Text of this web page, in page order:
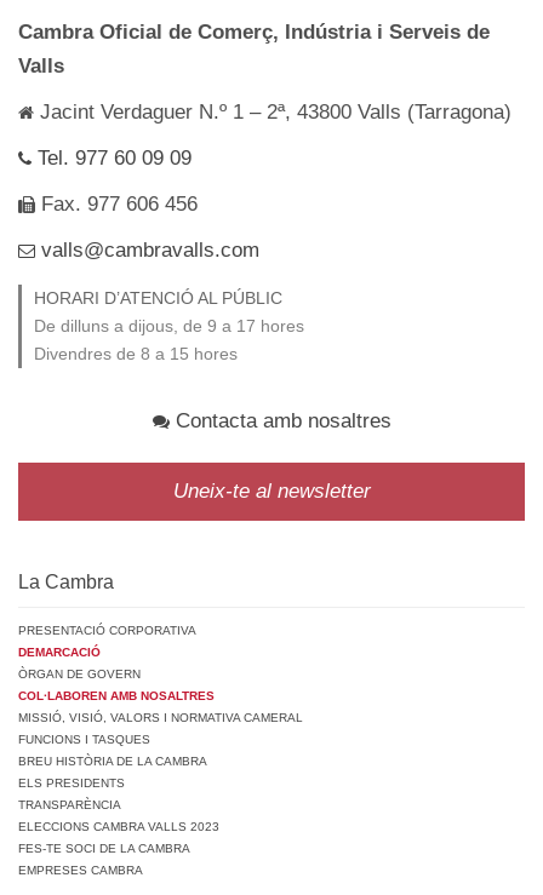
Cambra Oficial de Comerç, Indústria i Serveis de
Valls
Jacint Verdaguer N.º 1 – 2ª, 43800 Valls (Tarragona)
Tel. 977 60 09 09
Fax. 977 606 456
valls@cambravalls.com
HORARI D’ATENCIÓ AL PÚBLIC
De dilluns a dijous, de 9 a 17 hores
Divendres de 8 a 15 hores
Contacta amb nosaltres
Uneix-te al newsletter
La Cambra
PRESENTACIÓ CORPORATIVA
DEMARCACIÓ
ÒRGAN DE GOVERN
COL·LABOREN AMB NOSALTRES
MISSIÓ, VISIÓ, VALORS I NORMATIVA CAMERAL
FUNCIONS I TASQUES
BREU HISTÒRIA DE LA CAMBRA
ELS PRESIDENTS
TRANSPARÈNCIA
ELECCIONS CAMBRA VALLS 2023
FES-TE SOCI DE LA CAMBRA
EMPRESES CAMBRA